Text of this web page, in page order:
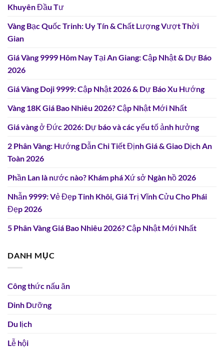
Khuyên Đầu Tư
Vàng Bạc Quốc Trinh: Uy Tín & Chất Lượng Vượt Thời
Gian
Giá Vàng 9999 Hôm Nay Tại An Giang: Cập Nhật & Dự Báo
2026
Giá Vàng Doji 9999: Cập Nhật 2026 & Dự Báo Xu Hướng
Vàng 18K Giá Bao Nhiêu 2026? Cập Nhật Mới Nhất
Giá vàng ở Đức 2026: Dự báo và các yếu tố ảnh hưởng
2 Phân Vàng: Hướng Dẫn Chi Tiết Định Giá & Giao Dịch An
Toàn 2026
Phần Lan là nước nào? Khám phá Xứ sở Ngàn hồ 2026
Nhẫn 9999: Vẻ Đẹp Tinh Khôi, Giá Trị Vĩnh Cửu Cho Phái
Đẹp 2026
5 Phân Vàng Giá Bao Nhiêu 2026? Cập Nhật Mới Nhất
DANH MỤC
Công thức nấu ăn
Dinh Dưỡng
Du lịch
Lễ hội